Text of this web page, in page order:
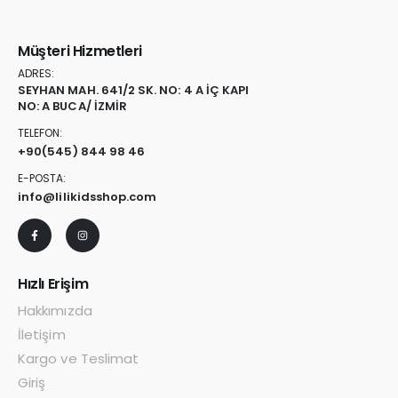
Müşteri Hizmetleri
ADRES:
SEYHAN MAH. 641/2 SK. NO: 4 A İÇ KAPI
NO: A BUCA/ İZMİR
TELEFON:
+90(545) 844 98 46
E-POSTA:
info@lilikidsshop.com
Hızlı Erişim
Hakkımızda
İletişim
Kargo ve Teslimat
Giriş